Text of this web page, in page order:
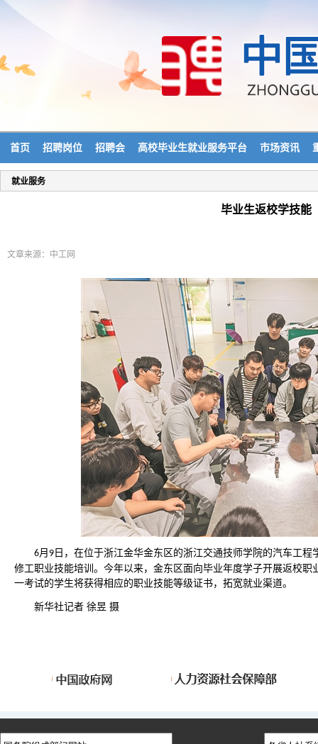
首页 招聘岗位 招聘会 高校毕业生就业服务平台 市场资讯
就业服务
毕业生返校学技能
文章来源：中工网
6月 9 日，在位于浙江金华金东区的浙江交通技师学院的汽车工
修工职业技能培训。今年以来，金东区面向毕业年度学子开展返校
一考试的学生将获得相应的职业技能等级证书，拓宽就业渠道。
新华社记者 徐昱 摄